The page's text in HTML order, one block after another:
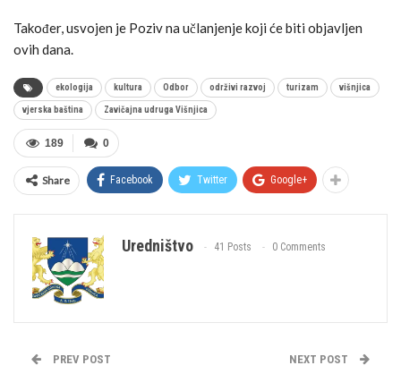
Također, usvojen je Poziv na učlanjenje koji će biti objavljen
ovih dana.
ekologija kultura Odbor održivi razvoj turizam višnjica
vjerska baština Zavičajna udruga Višnjica
0
189
Share Facebook Twitter Google+
Uredništvo 41 Posts 0 Comments
PREV POST NEXT POST